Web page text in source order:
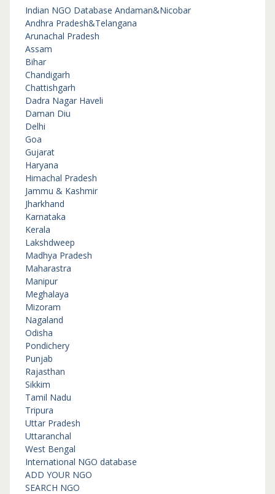
Indian NGO Database Andaman&Nicobar
Andhra Pradesh&Telangana
Arunachal Pradesh
Assam
Bihar
Chandigarh
Chattishgarh
Dadra Nagar Haveli
Daman Diu
Delhi
Goa
Gujarat
Haryana
Himachal Pradesh
Jammu & Kashmir
Jharkhand
Karnataka
Kerala
Lakshdweep
Madhya Pradesh
Maharastra
Manipur
Meghalaya
Mizoram
Nagaland
Odisha
Pondichery
Punjab
Rajasthan
Sikkim
Tamil Nadu
Tripura
Uttar Pradesh
Uttaranchal
West Bengal
International NGO database
ADD YOUR NGO
SEARCH NGO